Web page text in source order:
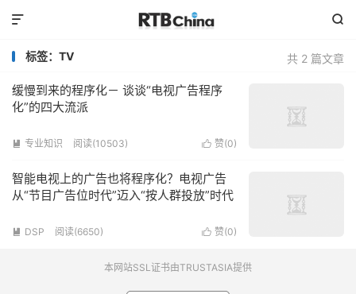


共 2 篇文章
标签：TV
缓慢到来的程序化－ 谈谈“电视广告程序
化”的四大流派
 赞(0)
 专业知识 阅读(10503)
智能电视上的广告也将程序化？电视广告
从“节目广告位时代”迈入“按人群投放”时代
 赞(0)
 DSP 阅读(6650)
本网站SSL证书由TRUSTASIA提供